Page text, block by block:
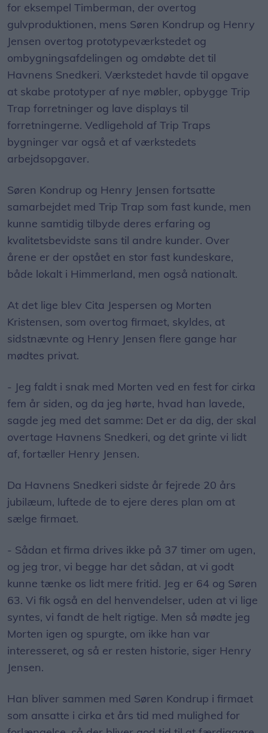
for eksempel Timberman, der overtog
gulvproduktionen, mens Søren Kondrup og Henry
Jensen overtog prototypeværkstedet og
ombygningsafdelingen og omdøbte det til
Havnens Snedkeri. Værkstedet havde til opgave
at skabe prototyper af nye møbler, opbygge Trip
Trap forretninger og lave displays til
forretningerne. Vedligehold af Trip Traps
bygninger var også et af værkstedets
arbejdsopgaver.
Søren Kondrup og Henry Jensen fortsatte
samarbejdet med Trip Trap som fast kunde, men
kunne samtidig tilbyde deres erfaring og
kvalitetsbevidste sans til andre kunder. Over
årene er der opstået en stor fast kundeskare,
både lokalt i Himmerland, men også nationalt.
At det lige blev Cita Jespersen og Morten
Kristensen, som overtog firmaet, skyldes, at
sidstnævnte og Henry Jensen flere gange har
mødtes privat.
- Jeg faldt i snak med Morten ved en fest for cirka
fem år siden, og da jeg hørte, hvad han lavede,
sagde jeg med det samme: Det er da dig, der skal
overtage Havnens Snedkeri, og det grinte vi lidt
af, fortæller Henry Jensen.
Da Havnens Snedkeri sidste år fejrede 20 års
jubilæum, luftede de to ejere deres plan om at
sælge firmaet.
- Sådan et firma drives ikke på 37 timer om ugen,
og jeg tror, vi begge har det sådan, at vi godt
kunne tænke os lidt mere fritid. Jeg er 64 og Søren
63. Vi fik også en del henvendelser, uden at vi lige
syntes, vi fandt de helt rigtige. Men så mødte jeg
Morten igen og spurgte, om ikke han var
interesseret, og så er resten historie, siger Henry
Jensen.
Han bliver sammen med Søren Kondrup i firmaet
som ansatte i cirka et års tid med mulighed for